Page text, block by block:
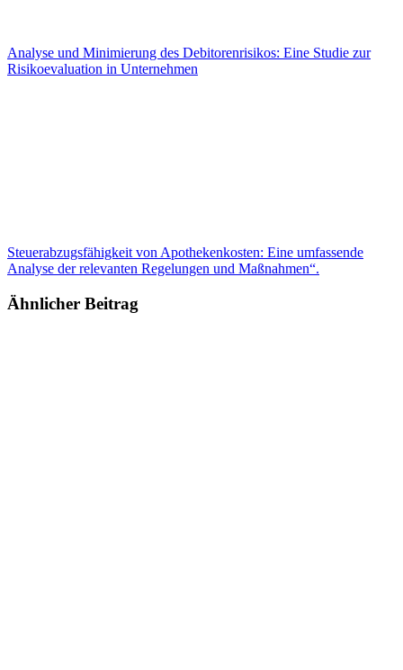
Analyse und Minimierung des Debitorenrisikos: Eine Studie zur
Risikoevaluation in Unternehmen
Steuerabzugsfähigkeit von Apothekenkosten: Eine umfassende
Analyse der relevanten Regelungen und Maßnahmen“.
Ähnlicher Beitrag